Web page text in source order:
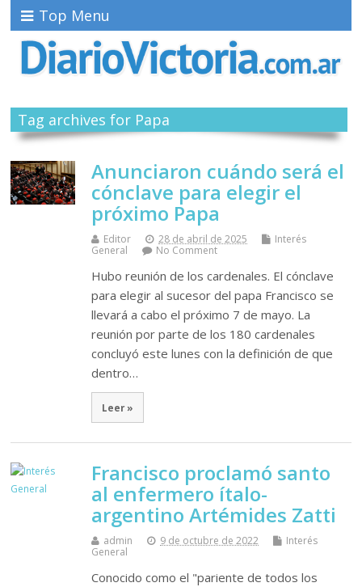
Top Menu
Tag archives for Papa
Anunciaron cuándo será el
cónclave para elegir el
próximo Papa
Editor 28 de abril de 2025
Interés
General
No Comment
Hubo reunión de los cardenales. El cónclave
para elegir al sucesor del papa Francisco se
llevará a cabo el próximo 7 de mayo. La
reunión por parte de los 180 cardenales
concluyó este lunes con la definición de que
dentro…
Leer »
Francisco proclamó santo
al enfermero ítalo-
argentino Artémides Zatti
admin 9 de octubre de 2022
Interés
General
Conocido como el "pariente de todos los